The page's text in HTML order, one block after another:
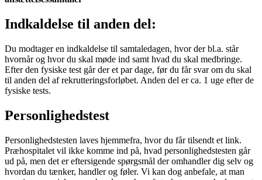
Indkaldelse til anden del:
Du modtager en indkaldelse til samtaledagen, hvor der bl.a. står
hvornår og hvor du skal møde ind samt hvad du skal medbringe.
Efter den fysiske test går der et par dage, før du får svar om du skal
til anden del af rekrutteringsforløbet. Anden del er ca. 1 uge efter de
fysiske tests.
Personlighedstest
Personlighedstesten laves hjemmefra, hvor du får tilsendt et link.
Præhospitalet vil ikke komme ind på, hvad personlighedstesten går
ud på, men det er eftersigende spørgsmål der omhandler dig selv og
hvordan du tænker, handler og føler. Vi kan dog anbefale, at man